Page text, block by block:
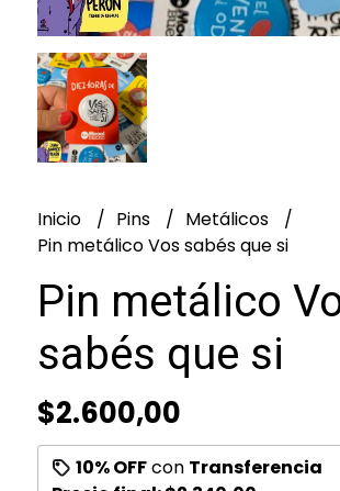
Inicio Pins
Metálicos
Pin metálico Vos sabés que si
Pin metálico
sabés que si
$2.600,00
10% OFFcon Transferencia